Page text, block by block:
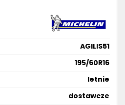
AGILIS51
195/60R16
letnie
dostawcze